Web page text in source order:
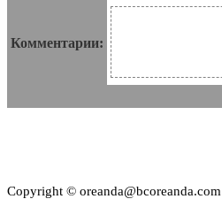
Комментарии:
Copyright © oreanda@bcoreanda.com